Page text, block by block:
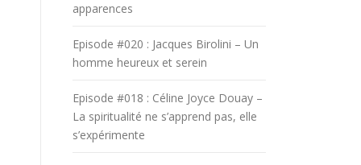
apparences
Episode #020 : Jacques Birolini – Un
homme heureux et serein
Episode #018 : Céline Joyce Douay –
La spiritualité ne s’apprend pas, elle
s’expérimente